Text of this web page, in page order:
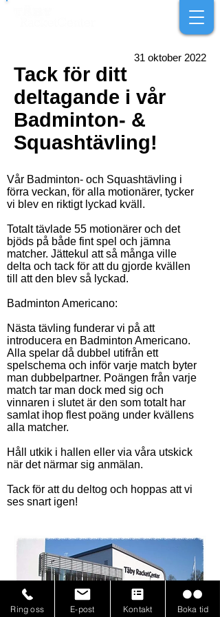
31 oktober 2022
Tack för ditt
deltagande i vår
Badminton- &
Squashtävling!
Vår Badminton- och Squashtävling i
förra veckan, för alla motionärer, tycker
vi blev en riktigt lyckad kväll.
Totalt tävlade 55 motionärer och det
bjöds på både fint spel och jämna
matcher. Jättekul att så många ville
delta och tack för att du gjorde kvällen
till att den blev så lyckad.
Badminton Americano:
Nästa tävling funderar vi på att
introducera en Badminton Americano.
Alla spelar då dubbel utifrån ett
spelschema och inför varje match byter
man dubbelpartner. Poängen från varje
match tar man dock med sig och
vinnaren i slutet är den som totalt har
samlat ihop flest poäng under kvällens
alla matcher.
Håll utkik i hallen eller via våra utskick
när det närmar sig anmälan.
Tack för att du deltog och hoppas att vi
ses snart igen!
Ring oss E-post Kontakt Boka tid